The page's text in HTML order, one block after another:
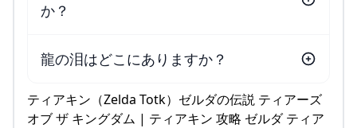
か？
龍の泪はどこにありますか？
ティアキン（Zelda Totk）ゼルダの伝説 ティアーズ
オブ ザ キングダム | ティアキン 攻略 ゼルダ ティア